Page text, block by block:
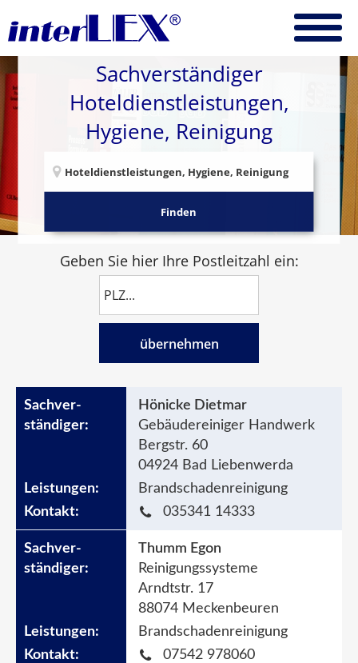
Sachverständiger
Hoteldienstleistungen,
Hygiene, Reinigung
Finden
Geben Sie hier Ihre Postleitzahl ein:
übernehmen
Hönicke Dietmar
Gebäudereiniger Handwerk
Bergstr. 60
04924 Bad Liebenwerda
Brandschadenreinigung
035341 14333
Thumm Egon
Reinigungssysteme
Arndtstr. 17
88074 Meckenbeuren
Brandschadenreinigung
07542 978060